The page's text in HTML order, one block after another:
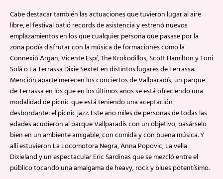
Cabe destacar también las actuaciones que tuvieron lugar al aire
libre, el festival batió records de asistencia y estrenó nuevos
emplazamientos en los que cualquier persona que pasase por la
zona podía disfrutar con la música de formaciones como la
Connexió Argan, Vicente Espí, The Krokodillos, Scott Hamilton y Toni
Solà o La Terrassa Dixie Sextet en distintos lugares de Terrassa.
Mención aparte merecen los conciertos de Vallparadís, un parque
de Terrassa en los que en los últimos años se está ofreciendo una
modalidad de picnic que está teniendo una aceptación
desbordante: el picnic jazz. Este año miles de personas de todas las
edades acudieron al parque Vallparadís con un objetivo, pasárselo
bien en un ambiente amigable, con comida y con buena música. Y
allí estuvieron La Locomotora Negra, Anna Popovic, La vella
Dixieland y un espectacular Eric Sardinas que se mezcló entre el
público tocando una amalgama de heavy, rock y blues potentísimo.